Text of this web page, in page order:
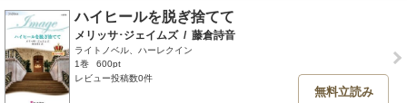
ハイヒールを脱ぎ捨てて
メリッサ･ジェイムズ / 藤倉詩音
ライトノベル、ハーレクイン
1巻
600pt
レビュー投稿数0件
無料立読み